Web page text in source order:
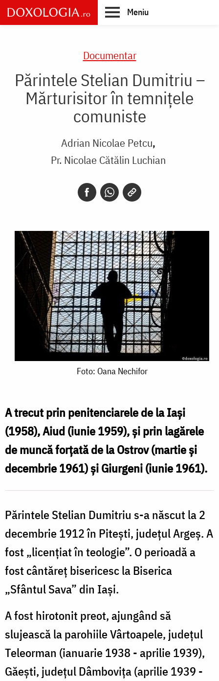
Skip
to
main
Meniu
Documentar
Părintele Stelian Dumitriu –
Mărturisitor în temnițele
comuniste
Adrian Nicolae Petcu
Pr. Nicolae Cătălin Luchian
Foto: Oana Nechifor
A trecut prin penitenciarele de la Iași
(1958), Aiud (iunie 1959), și prin lagărele
de muncă forțată de la Ostrov (martie și
decembrie 1961) și Giurgeni (iunie 1961).
Părintele Stelian Dumitriu s-a născut la 2
decembrie 1912 în Pitești, județul Argeș. A
fost „licențiat în teologie”. O perioadă a
fost cântăreț bisericesc la Biserica
„Sfântul Sava” din Iași.
A fost hirotonit preot, ajungând să
slujească la parohiile Vârtoapele, județul
Teleorman (ianuarie 1938 - aprilie 1939),
Găești, județul Dâmbovița (aprilie 1939 -